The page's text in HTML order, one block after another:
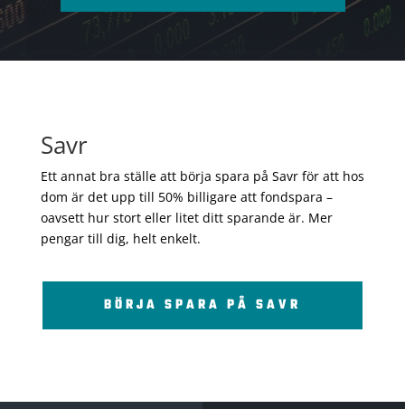
Savr
Ett annat bra ställe att börja spara på Savr för att hos
dom är det upp till 50% billigare att fondspara –
oavsett hur stort eller litet ditt sparande är. Mer
pengar till dig, helt enkelt.
BÖRJA SPARA PÅ SAVR